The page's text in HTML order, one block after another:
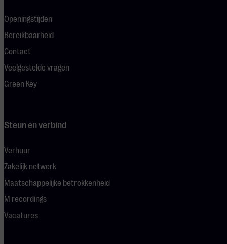
Openingstijden
Bereikbaarheid
Contact
Veelgestelde vragen
Green Key
Steun en verbind
Verhuur
Zakelijk netwerk
Maatschappelijke betrokkenheid
M recordings
Vacatures